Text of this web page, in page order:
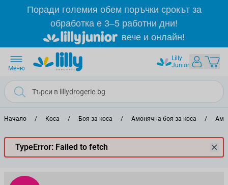
Прескачане към съдържанието
Поради големия обем поръчки срокът за
обработка е 3–5 работни дни!
вече и онлайн!
Lilly
Junior
Меню
Начало / Коса / Боя за коса / Амонячна боя за коса /
TypeError: Failed to fetch